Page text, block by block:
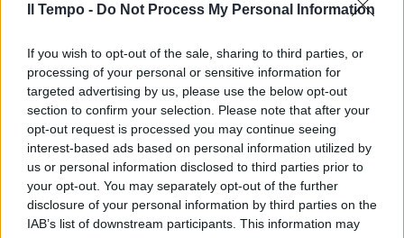
Il Tempo - Do Not Process My Personal Information
If you wish to opt-out of the sale, sharing to third parties, or
processing of your personal or sensitive information for
targeted advertising by us, please use the below opt-out
section to confirm your selection. Please note that after your
opt-out request is processed you may continue seeing
interest-based ads based on personal information utilized by
us or personal information disclosed to third parties prior to
your opt-out. You may separately opt-out of the further
disclosure of your personal information by third parties on the
IAB’s list of downstream participants. This information may
Luca e Giulio la strana coppia
12/06/2011
Prandelli pensa alla coppia
Rossi-Pazzini
05/06/2011